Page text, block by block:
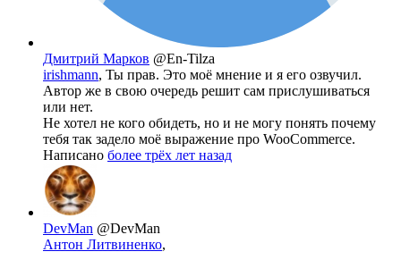
Дмитрий Марков @En-Tilza
irishmann, Ты прав. Это моё мнение и я его озвучил.
Автор же в свою очередь решит сам прислушиваться
или нет.
Не хотел не кого обидеть, но и не могу понять почему
тебя так задело моё выражение про WooCommerce.
Написано более трёх лет назад
DevMan @DevMan
Антон Литвиненко,